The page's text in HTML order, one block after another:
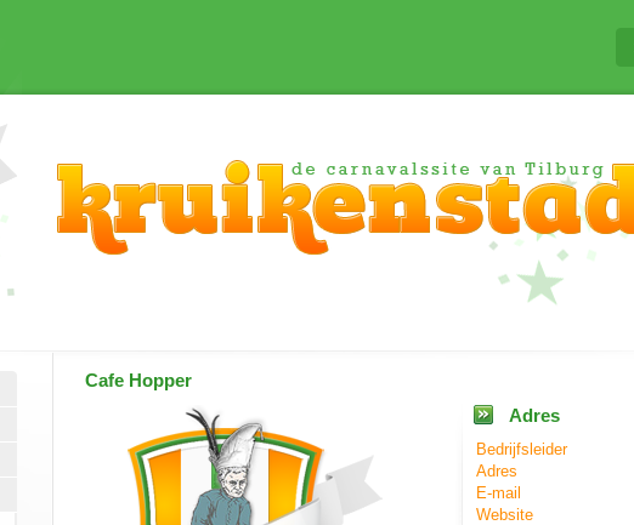
Cafe Hopper
Adres
Bedrijfsleider
Adres
E-mail
Website